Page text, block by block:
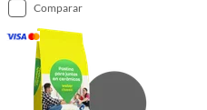
comparar